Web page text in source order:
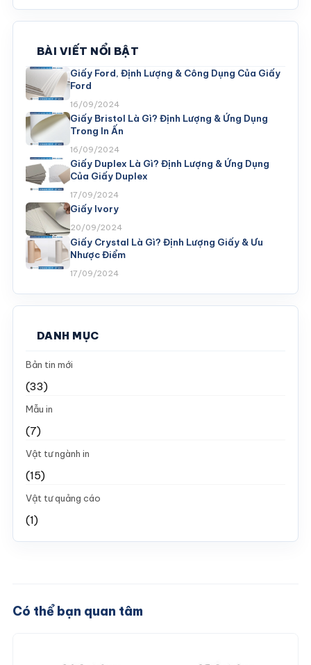
BÀI VIẾT NỔI BẬT
Giấy Ford, Định Lượng & Công Dụng Của Giấy
Ford
16/09/2024
Giấy Bristol Là Gì? Định Lượng & Ứng Dụng
Trong In Ấn
16/09/2024
Giấy Duplex Là Gì? Định Lượng & Ứng Dụng
Của Giấy Duplex
17/09/2024
Giấy Ivory
20/09/2024
Giấy Crystal Là Gì? Định Lượng Giấy & Ưu
Nhược Điểm
17/09/2024
DANH MỤC
Bản tin mới
(33)
Mẫu in
(7)
Vật tư ngành in
(15)
Vật tư quảng cáo
(1)
Có thể bạn quan tâm